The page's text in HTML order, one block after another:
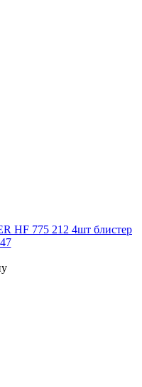
HF 775 212 4шт блистер